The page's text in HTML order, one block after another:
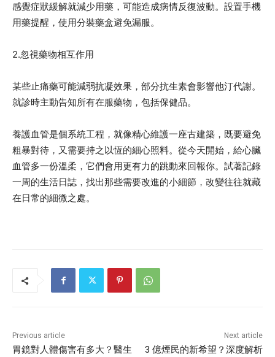
感覺症狀緩解就減少用藥，可能造成病情反復波動。設置手機
用藥提醒，使用分裝藥盒避免漏服。
2.忽視藥物相互作用
某些止痛藥可能減弱抗凝效果，部分抗生素會影響他汀代謝。
就診時主動告知所有在服藥物，包括保健品。
養護血管是個系統工程，就像精心維護一座古建築，既要避免
粗暴對待，又需要持之以恆的細心照料。從今天開始，給心臟
血管多一份溫柔，它們會用更有力的跳動來回報你。試著記錄
一周的生活日誌，找出那些需要改進的小細節，改變往往就藏
在日常的細微之處。
Previous article
胃鏡對人體傷害有多大？醫生
Next article
3 億煙民的新希望？深度解析